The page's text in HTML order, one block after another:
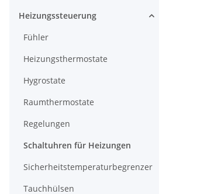
Heizungssteuerung
Fühler
Heizungsthermostate
Hygrostate
Raumthermostate
Regelungen
Schaltuhren für Heizungen
Sicherheitstemperaturbegrenzer
Tauchhülsen